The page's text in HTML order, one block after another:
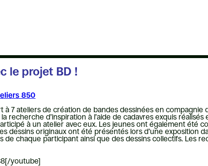
le projet BD !
850
à 7 ateliers de création de bandes dessinées en
recherche d’inspiration à l’aide de cadavres exquis
à un atelier avec eux. Les jeunes ont également été
dessins originaux ont été présentés lors d’une exposition
de chaque participant ainsi que des dessins collectifs. Les
youtube]